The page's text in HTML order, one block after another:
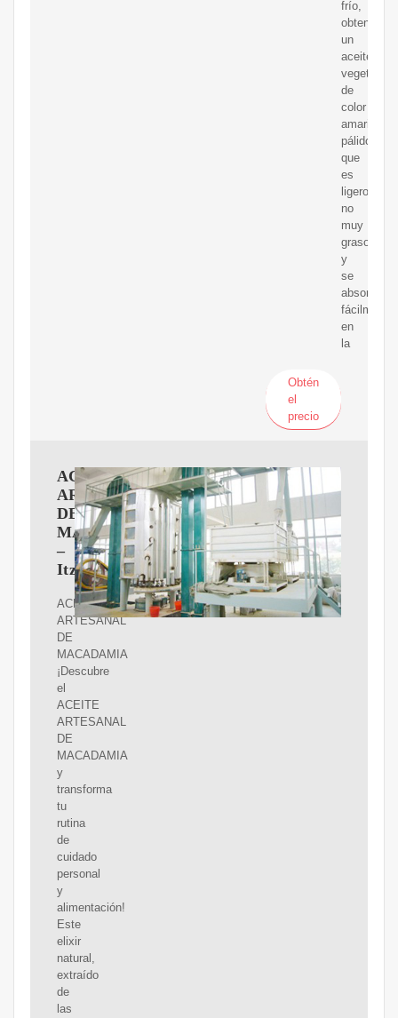
frío,
obtenemos
un
aceite
vegetal
de
color
amarillo
pálido
que
es
ligero,
no
muy
grasoso
y
se
absorbe
fácilmente
en
la
Obtén
el
precio
ACEITE
ARTESANAL
DE
MACADAMIA
–
Itzayana
ACEITE
ARTESANAL
DE
MACADAMIA
¡Descubre
el
ACEITE
ARTESANAL
DE
MACADAMIA
y
transforma
tu
rutina
de
cuidado
personal
y
alimentación!
Este
elixir
natural,
extraído
de
las